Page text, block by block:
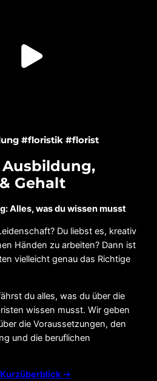
#floristik #florist
Gehalt
Alles, was du wissen musst
Du liebst es, kreativ
Händen zu arbeiten? Dann ist
vielleicht genau das Richtige
du alles, was du über die
wissen musst. Wir geben
die Voraussetzungen, den
und die beruflichen
Kurzüberblick➔